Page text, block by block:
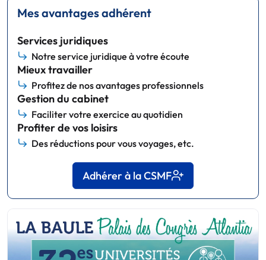
Mes avantages adhérent
Services juridiques
Notre service juridique à votre écoute
Mieux travailler
Profitez de nos avantages professionnels
Gestion du cabinet
Faciliter votre exercice au quotidien
Profiter de vos loisirs
Des réductions pour vous voyages, etc.
Adhérer à la CSMF